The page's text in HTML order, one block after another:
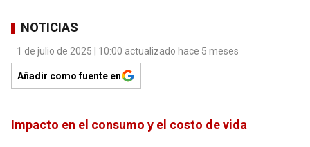
NOTICIAS
1 de julio de 2025 | 10:00 actualizado hace 5 meses
Añadir como fuente en
Impacto en el consumo y el costo de vida